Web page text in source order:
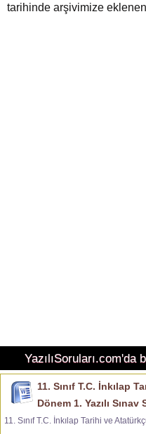
tarihinde arşivimize
YazılıSoruları.com'da
11. Sınıf T.C. İnkılap
Dönem 1. Yazılı Sınav
11. Sınıf T.C. İnkılap Tarihi ve